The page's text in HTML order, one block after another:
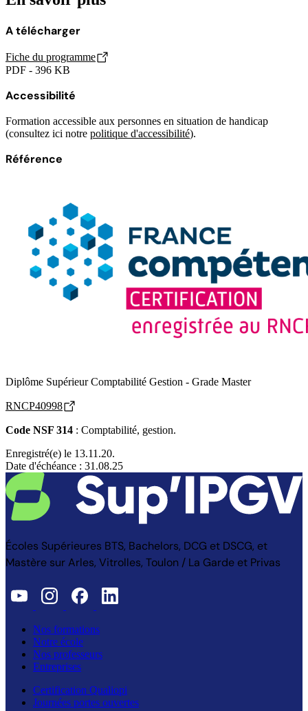
A télécharger
Fiche du programme
PDF - 396 KB
Accessibilité
Formation accessible aux personnes en situation de handicap
(consultez ici notre politique d'accessibilité).
Référence
Diplôme Supérieur Comptabilité Gestion - Grade Master
RNCP40998
Code NSF 314 : Comptabilité, gestion.
Enregistré(e) le 13.11.20.
Date d'échéance : 31.08.25
Écoles Supérieures BTS, Bachelors, DCG et DSCG, et
Mastère sur Arles, Vitrolles, Toulon / La Garde et Privas
Nos formations
Notre école
Nos professeurs
Entreprises
Certification Qualiopi
Journées portes ouvertes